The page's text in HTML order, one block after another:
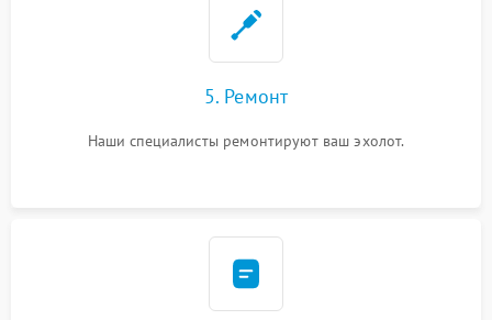
5. Ремонт
Наши специалисты ремонтируют ваш эхолот.